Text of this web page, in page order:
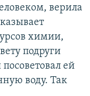
верила
химии,
подруги
ей
воду. Так